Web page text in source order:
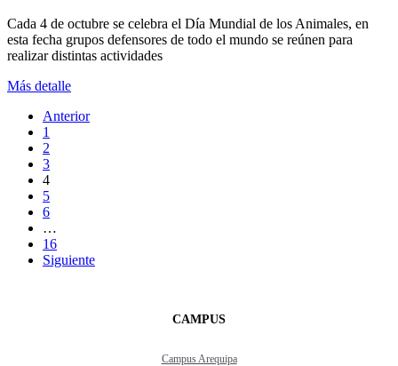
Cada 4 de octubre se celebra el Día Mundial de los Animales, en
esta fecha grupos defensores de todo el mundo se reúnen para
realizar distintas actividades
Más detalle
Anterior
1
2
3
4
5
6
…
16
Siguiente
CAMPUS
Campus Arequipa